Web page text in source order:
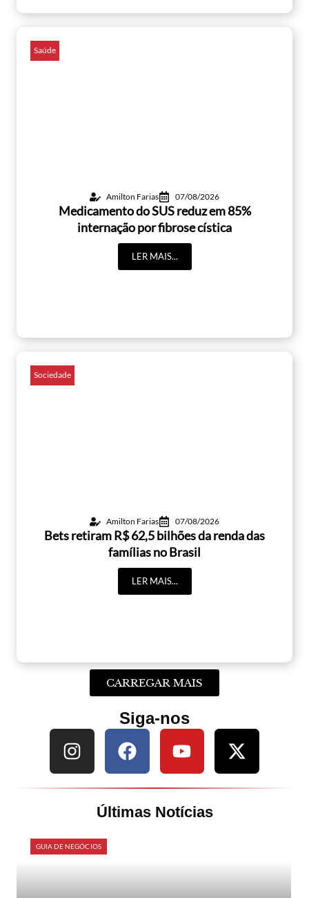
Saúde
Amilton Farias 07/08/2026
Medicamento do SUS reduz em 85%
internação por fibrose cística
LER MAIS...
Sociedade
Amilton Farias 07/08/2026
Bets retiram R$ 62,5 bilhões da renda das
famílias no Brasil
LER MAIS...
CARREGAR MAIS
Siga-nos
Últimas Notícias
GUIA DE NEGÓCIOS